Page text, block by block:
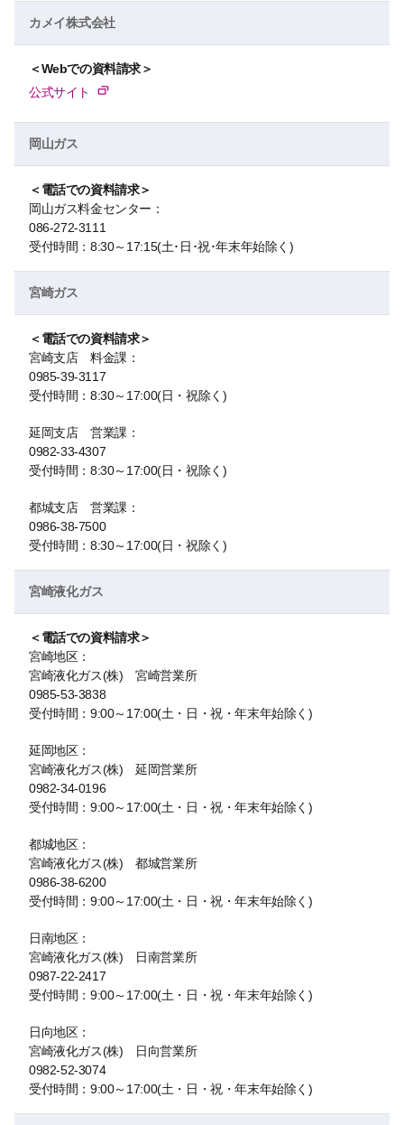
カメイ株式会社
＜Webでの資料請求＞
公式サイト
岡山ガス
＜電話での資料請求＞
岡山ガス料金センター：
086-272-3111
受付時間：8:30～17:15(土･日･祝･年末年始除く)
宮崎ガス
＜電話での資料請求＞
宮崎支店 料金課：
0985-39-3117
受付時間：8:30～17:00(日・祝除く)
延岡支店 営業課：
0982-33-4307
受付時間：8:30～17:00(日・祝除く)
都城支店 営業課：
0986-38-7500
受付時間：8:30～17:00(日・祝除く)
宮崎液化ガス
＜電話での資料請求＞
宮崎地区：
宮崎液化ガス(株) 宮崎営業所
0985-53-3838
受付時間：9:00～17:00(土・日・祝・年末年始除く)
延岡地区：
宮崎液化ガス(株) 延岡営業所
0982-34-0196
受付時間：9:00～17:00(土・日・祝・年末年始除く)
都城地区：
宮崎液化ガス(株) 都城営業所
0986-38-6200
受付時間：9:00～17:00(土・日・祝・年末年始除く)
日南地区：
宮崎液化ガス(株) 日南営業所
0987-22-2417
受付時間：9:00～17:00(土・日・祝・年末年始除く)
日向地区：
宮崎液化ガス(株) 日向営業所
0982-52-3074
受付時間：9:00～17:00(土・日・祝・年末年始除く)